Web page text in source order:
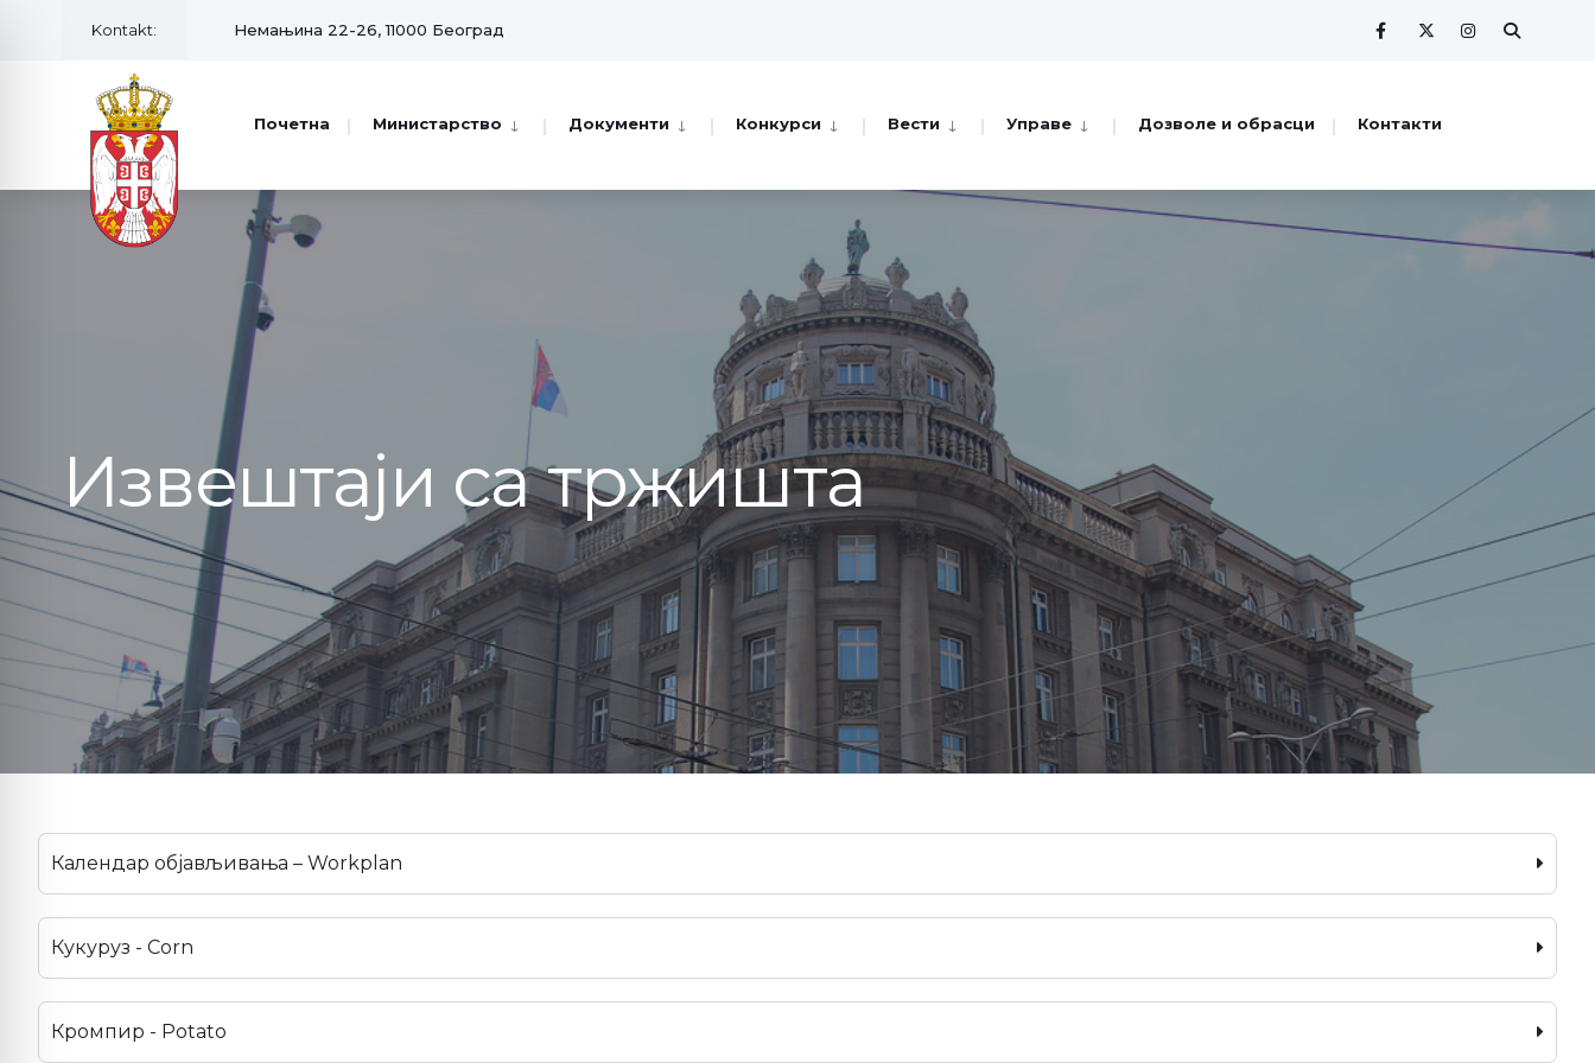
Kontakt: Немањина 22-26, 11000 Београд
Почетна Министарство Документи Конкурси Вести Управе Дозволе и обрасци Контакти
Извештаји са тржишта
Календар објављивања – Workplan
Кукуруз - Corn
Кромпир - Potato